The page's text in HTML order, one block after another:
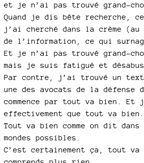
et je n’ai pas trouvé grand-
Quand je dis bête recherche,
j’ai cherché dans la crème (au
de l’information, ce qui
Et je n’ai pas trouvé grand-
mais je suis fatigué et
Par contre, j’ai trouvé un
une des avocats de la défense
commence par tout va bien. Et
effectivement que tout va bien.
Tout va bien comme on dit
mondes possibles.
C’est certainement ça, tout